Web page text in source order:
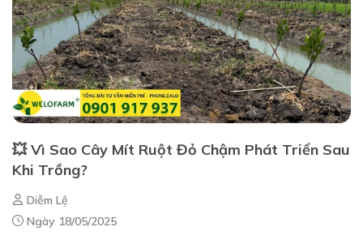
💥 Vì Sao Cây Mít Ruột Đỏ Chậm Phát Triển Sau
Khi Trồng?
Diễm Lệ
Ngày 18/05/2025